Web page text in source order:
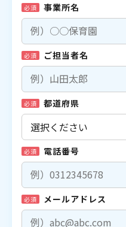
必須 事業所名
必須 ご担当者名
必須 都道府県
必須 電話番号
必須 メールアドレス